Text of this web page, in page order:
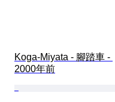
Koga-Miyata - 腳踏車 -
2000年前